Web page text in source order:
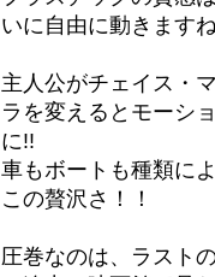
いに自由に動きます
主人公がチェイス・
ラを変えるとモーシ
に!!
車もボートも種類に
この贅沢さ！！
圧巻なのは、ラスト